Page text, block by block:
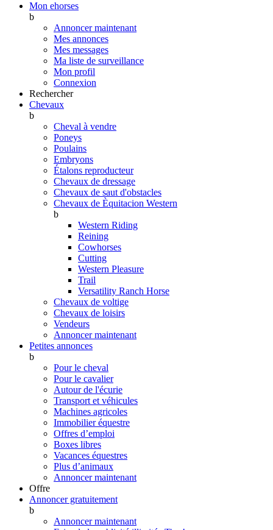
Mon ehorses
b
Annoncer maintenant
Mes annonces
Mes messages
Ma liste de surveillance
Mon profil
Connexion
Rechercher
Chevaux
b
Cheval à vendre
Poneys
Poulains
Embryons
Étalons reproducteur
Chevaux de dressage
Chevaux de saut d'obstacles
Chevaux de Èquitacion Western
b
Western Riding
Reining
Cowhorses
Cutting
Western Pleasure
Trail
Versatility Ranch Horse
Chevaux de voltige
Chevaux de loisirs
Vendeurs
Annoncer maintenant
Petites annonces
b
Pour le cheval
Pour le cavalier
Autour de l'écurie
Transport et véhicules
Machines agricoles
Immobilier équestre
Offres d’emploi
Boxes libres
Vacances équestres
Plus d’animaux
Annoncer maintenant
Offre
Annoncer gratuitement
b
Annoncer maintenant